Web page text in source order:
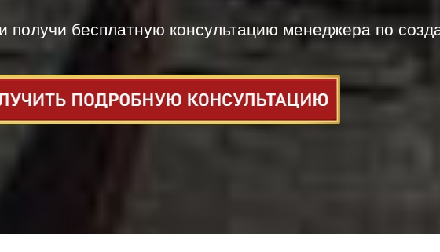
получи бесплатную консультацию менеджера по